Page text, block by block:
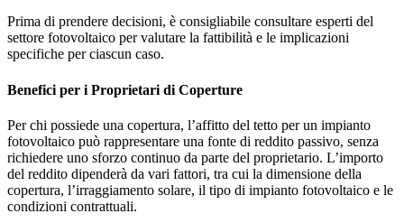
Prima di prendere decisioni, è consigliabile consultare esperti del
settore fotovoltaico per valutare la fattibilità e le implicazioni
specifiche per ciascun caso.
Benefici per i Proprietari di Coperture
Per chi possiede una copertura, l’affitto del tetto per un impianto
fotovoltaico può rappresentare una fonte di reddito passivo, senza
richiedere uno sforzo continuo da parte del proprietario. L’importo
del reddito dipenderà da vari fattori, tra cui la dimensione della
copertura, l’irraggiamento solare, il tipo di impianto fotovoltaico e le
condizioni contrattuali.